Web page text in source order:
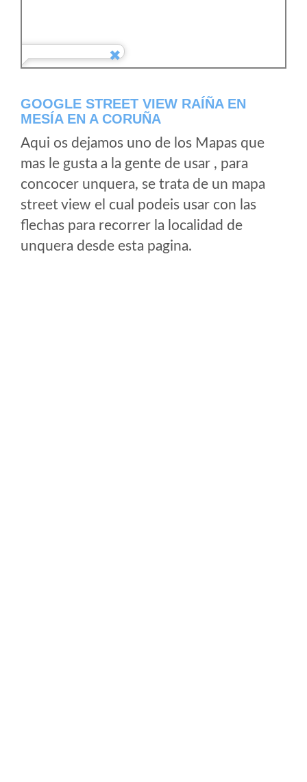
GOOGLE STREET VIEW RAÍÑA EN
MESÍA EN A CORUÑA
Aqui os dejamos uno de los Mapas que
mas le gusta a la gente de usar , para
concocer unquera, se trata de un mapa
street view el cual podeis usar con las
flechas para recorrer la localidad de
unquera desde esta pagina.